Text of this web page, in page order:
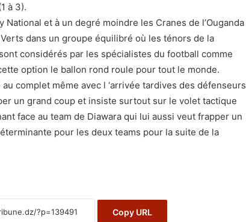
à 3).
National et à un degré moindre les Cranes de l’Ouganda
dans un groupe équilibré où les ténors de la
considérés par les spécialistes du football comme
option le ballon rond roule pour tout le monde.
complet même avec l ‘arrivée tardives des défenseurs
un grand coup et insiste surtout sur le volet tactique
face au team de Diawara qui lui aussi veut frapper un
pour les deux teams pour la suite de la
Copy URL